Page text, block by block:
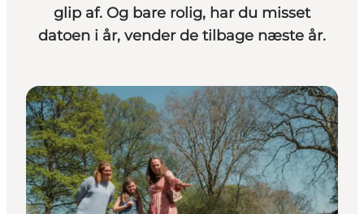
glip af. Og bare rolig, har du misset
datoen i år, vender de tilbage næste år.